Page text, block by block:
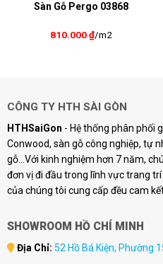
Sàn Gỗ Pergo 03868
810.000₫/m2
CÔNG TY HTH SÀI GÒN
HTHSaiGon - Hệ thống phân phối
Conwood, sàn gỗ công nghiệp, tự
gỗ...Với kinh nghiệm hơn 7 năm,
đơn vị đi đầu trong lĩnh vực trang
của chúng tôi cung cấp đều cam
SHOWROOM HỒ CHÍ MINH
Địa Chỉ: 52 Hồ Bá Kiện, Phường